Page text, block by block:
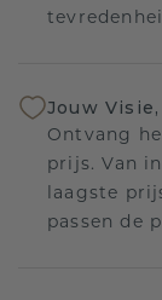
Jouw
Ontvang
prijs. Van
laagste
passen de